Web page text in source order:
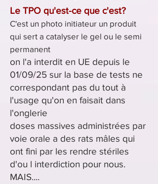
Le TPO qu'est-ce que c'est?
C'est un photo initiateur un produit
qui sert a catalyser le gel ou le semi
permanent
on l'a interdit en UE depuis le
01/09/25 sur la base de tests ne
correspondant pas du tout à
l'usage qu'on en faisait dans
l'onglerie
doses massives administrées par
voie orale a des rats mâles qui
ont fini par les rendre stériles
d'ou l interdiction pour nous.
MAIS....